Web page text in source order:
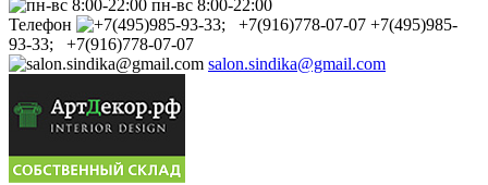
пн-вс 8:00-22:00
Телефон
+7(495)985-
93-33; +7(916)778-07-07
salon.sindika@gmail.com